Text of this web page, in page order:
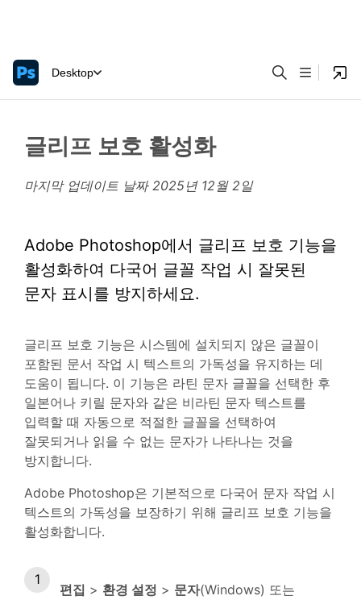
Desktop
글리프 보호 활성화
마지막 업데이트 날짜 2025년 12월 2일
Adobe Photoshop에서 글리프 보호 기능을
활성화하여 다국어 글꼴 작업 시 잘못된
문자 표시를 방지하세요.
글리프 보호 기능은 시스템에 설치되지 않은 글꼴이
포함된 문서 작업 시 텍스트의 가독성을 유지하는 데
도움이 됩니다. 이 기능은 라틴 문자 글꼴을 선택한 후
일본어나 키릴 문자와 같은 비라틴 문자 텍스트를
입력할 때 자동으로 적절한 글꼴을 선택하여
잘못되거나 읽을 수 없는 문자가 나타나는 것을
방지합니다.
Adobe Photoshop은 기본적으로 다국어 문자 작업 시
텍스트의 가독성을 보장하기 위해 글리프 보호 기능을
활성화합니다.
편집 > 환경 설정 > 문자(Windows) 또는